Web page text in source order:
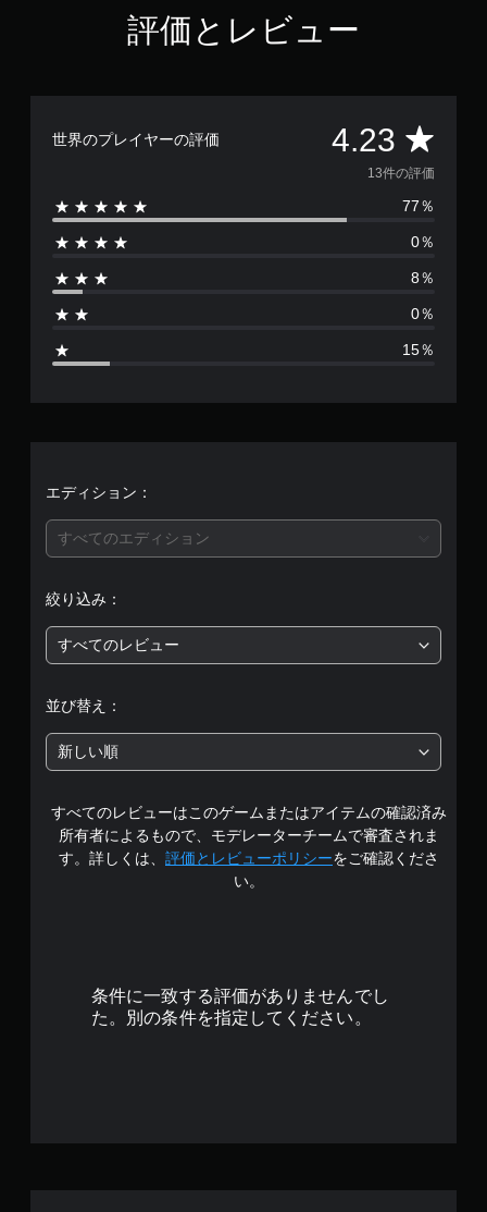
評価とレビュー
世界のプレイヤーの評価 4.23 評
価
数
は
3
5
段
中
の
4
.
13件の評価
77％
0％
8％
0％
15％
エディション：
すべてのエディション
絞り込み：
すべてのレビュー
並び替え：
新しい順
すべてのレビューはこのゲームまたはアイテムの確認済み
所有者によるもので、モデレーターチームで審査されま
す。詳しくは、 評価とレビューポリシーをご確認くださ
い。
条件に一致する評価がありませんでし
た。別の条件を指定してください。